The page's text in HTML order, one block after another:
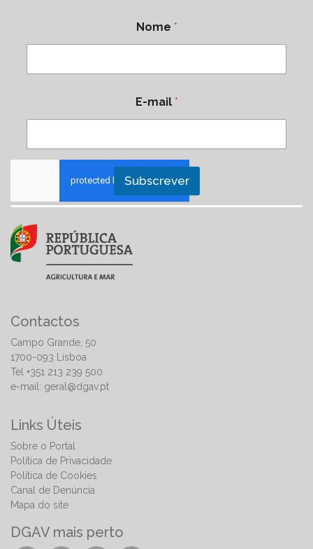
Nome *
E-mail *
Subscrever
Contactos
Campo Grande, 50
1700-093 Lisboa
Tel +351 213 239 500
e-mail: geral@dgav.pt
Links Úteis
Sobre o Portal
Política de Privacidade
Política de Cookies
Canal de Denúncia
Mapa do site
DGAV mais perto